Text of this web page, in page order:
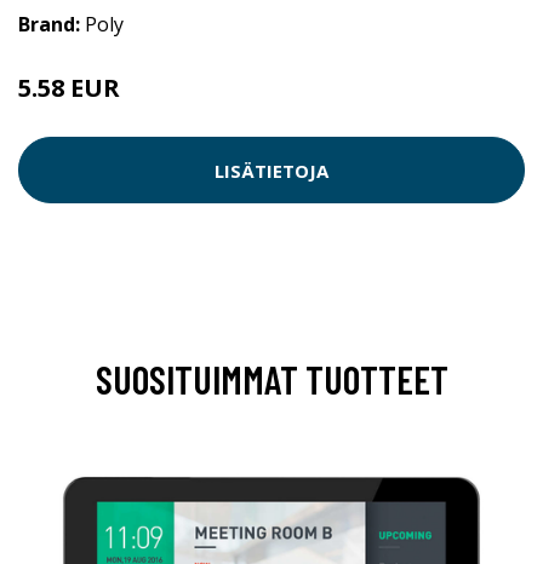
Brand: Poly
5.58 EUR
LISÄTIETOJA
SUOSITUIMMAT TUOTTEET